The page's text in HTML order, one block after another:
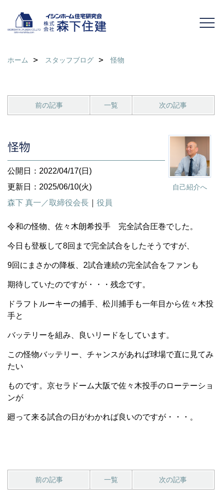
ホーム スタッフブログ 怪物
前の記事 一覧 次の記事
自己紹介へ
怪物
公開日：2022/04/17(日)
更新日：2025/06/10(火)
森下 真一／取締役会長
役員
令和の怪物、佐々木朗希投手 完全試合圧巻でした。
今日も登板して8回まで完全試合をしたそうですが、
9回にまさかの降板、2試合連続の完全試合をファンも
期待していたのですが・・・残念です。
ドラフトルーキーの捕手、松川捕手も一年目から佐々木投
手と
バッテリーを組み、良いリードをしています。
この怪物バッテリー、チャンスがあれば球場で直に見てみ
たい
ものです。京セラドーム大阪で佐々木投手のローテーショ
ンが
廻って来る試合の日がわかれば良いのですが・・・。
前の記事 一覧 次の記事